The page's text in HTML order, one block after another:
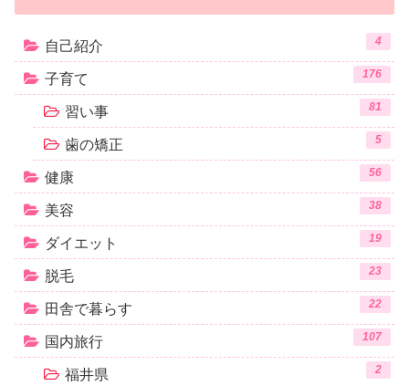
自己紹介 4
子育て 176
習い事 81
歯の矯正 5
健康 56
美容 38
ダイエット 19
脱毛 23
田舎で暮らす 22
国内旅行 107
福井県 2